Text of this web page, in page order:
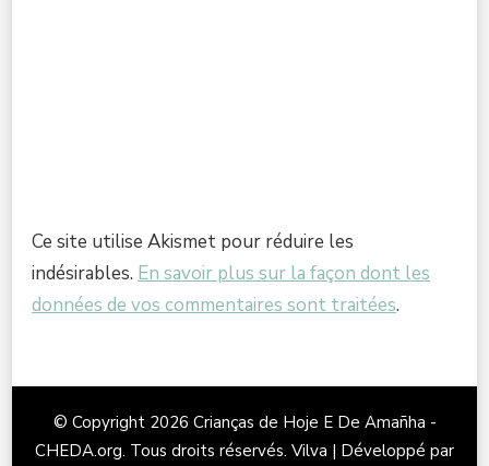
Ce site utilise Akismet pour réduire les
indésirables. En savoir plus sur la façon dont les
données de vos commentaires sont traitées.
© Copyright 2026 Crianças de Hoje E De Amañha -
CHEDA.org. Tous droits réservés. Vilva | Développé par